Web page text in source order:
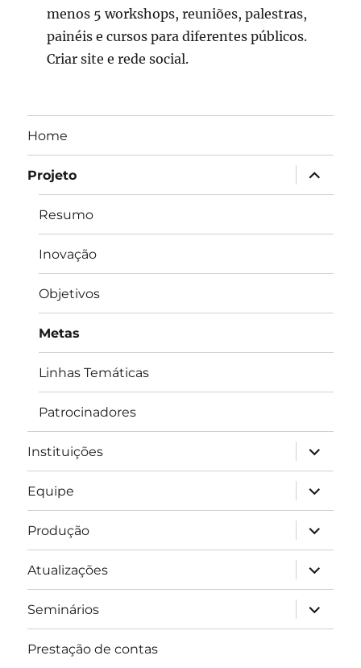
menos 5 workshops, reuniões, palestras,
painéis e cursos para diferentes públicos.
Criar site e rede social.
Home
Projeto
expandir
Resumo
Inovação
Objetivos
Metas
Linhas Temáticas
Patrocinadores
Instituições
expandir
Equipe
expandir
Produção
expandir
Atualizações
expandir
Seminários
expandir
Prestação de contas